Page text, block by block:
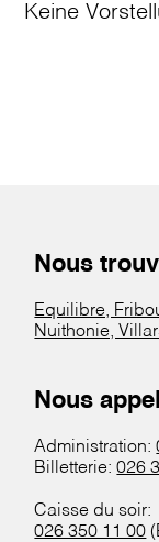
Keine
Nous
Equilibre,
Nuithonie,
Nous
Administration:
Billetterie:026
Caisse du soir:
026 350 11 00